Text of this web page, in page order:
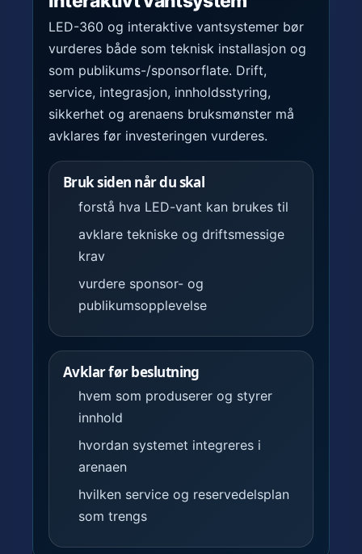
LED-360 og interaktive vantsystemer bør
vurderes både som teknisk installasjon og
som publikums-/sponsorflate. Drift,
service, integrasjon, innholdsstyring,
sikkerhet og arenaens bruksmønster må
avklares før investeringen vurderes.
Bruk siden når du skal
forstå hva LED-vant kan brukes til
avklare tekniske og driftsmessige
krav
vurdere sponsor- og
publikumsopplevelse
Avklar før beslutning
hvem som produserer og styrer
innhold
hvordan systemet integreres i
arenaen
hvilken service og reservedelsplan
som trengs